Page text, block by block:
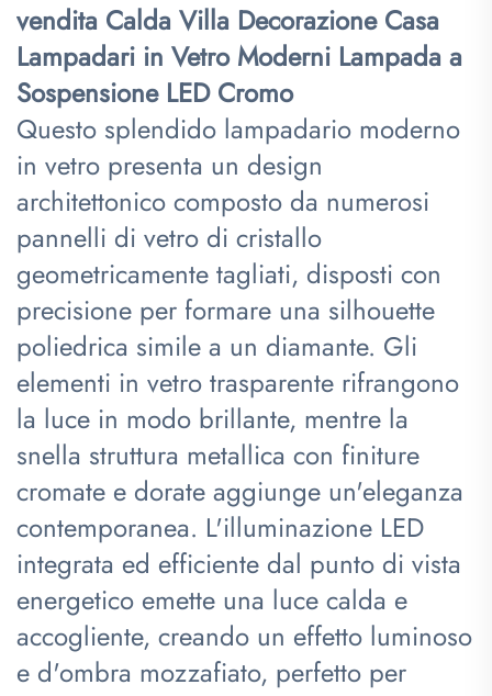
vendita Calda Villa Decorazione Casa
Lampadari in Vetro Moderni Lampada a
Sospensione LED Cromo
Questo splendido lampadario moderno
in vetro presenta un design
architettonico composto da numerosi
pannelli di vetro di cristallo
geometricamente tagliati, disposti con
precisione per formare una silhouette
poliedrica simile a un diamante. Gli
elementi in vetro trasparente rifrangono
la luce in modo brillante, mentre la
snella struttura metallica con finiture
cromate e dorate aggiunge un'eleganza
contemporanea. L'illuminazione LED
integrata ed efficiente dal punto di vista
energetico emette una luce calda e
accogliente, creando un effetto luminoso
e d'ombra mozzafiato, perfetto per